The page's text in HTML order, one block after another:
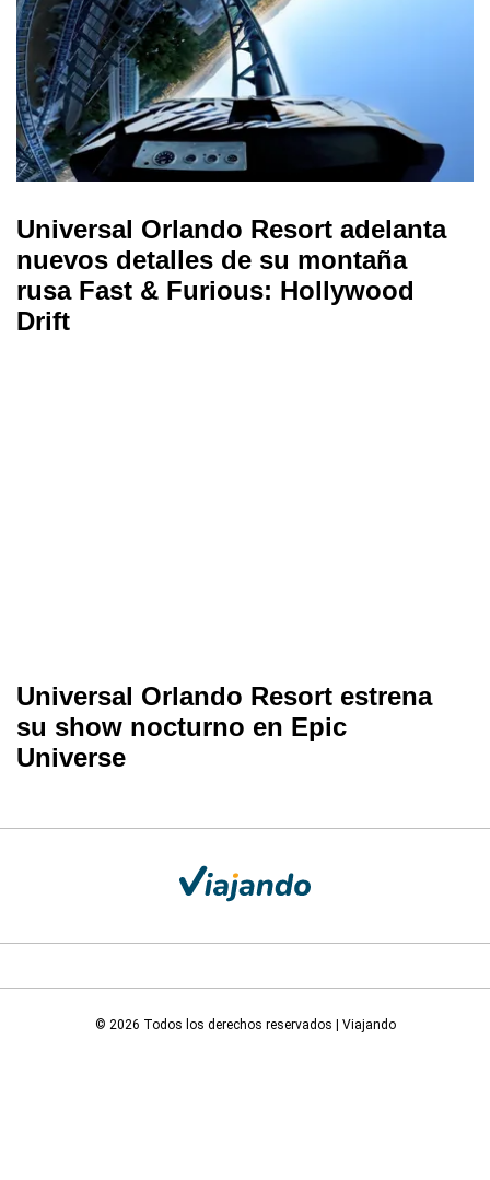
Universal Orlando Resort adelanta
nuevos detalles de su montaña
rusa Fast & Furious: Hollywood
Drift
Universal Orlando Resort estrena
su show nocturno en Epic
Universe
© 2026 Todos los derechos reservados | Viajando